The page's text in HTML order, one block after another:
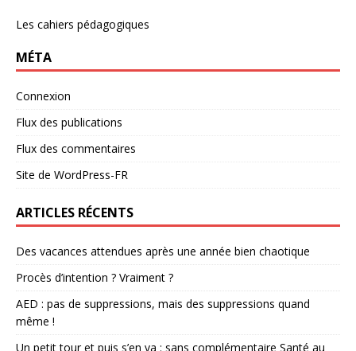
Les cahiers pédagogiques
MÉTA
Connexion
Flux des publications
Flux des commentaires
Site de WordPress-FR
ARTICLES RÉCENTS
Des vacances attendues après une année bien chaotique
Procès d’intention ? Vraiment ?
AED : pas de suppressions, mais des suppressions quand
même !
Un petit tour et puis s’en va : sans complémentaire Santé au